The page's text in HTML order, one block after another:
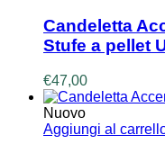
Candeletta
Stufe a pellet
€47,00
Nuovo
Aggiungi al